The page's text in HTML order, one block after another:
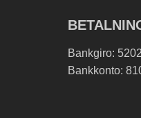
Bankgiro:
Bankkonto: